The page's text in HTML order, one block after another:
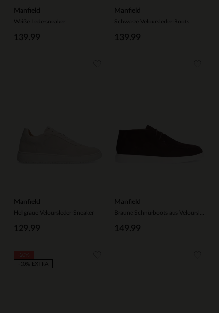
Manfield
Weiße Ledersneaker
139.99
Manfield
Schwarze Veloursleder-Boots
139.99
Manfield
Hellgraue Veloursleder-Sneaker
129.99
Manfield
149.99
-10% EXTRA